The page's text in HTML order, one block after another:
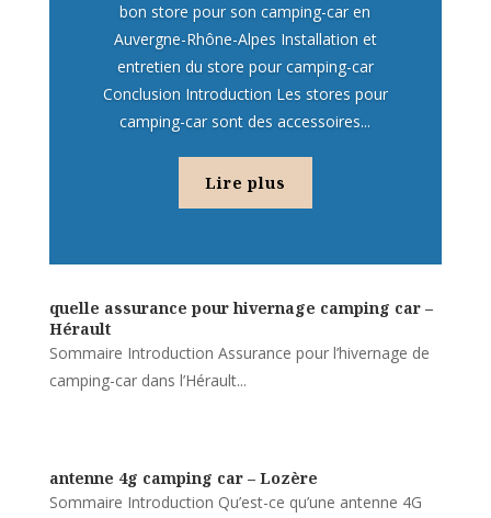
bon store pour son camping-car en
Auvergne-Rhône-Alpes Installation et
entretien du store pour camping-car
Conclusion Introduction Les stores pour
camping-car sont des accessoires...
Lire plus
quelle assurance pour hivernage camping car –
Hérault
Sommaire Introduction Assurance pour l’hivernage de
camping-car dans l’Hérault...
antenne 4g camping car – Lozère
Sommaire Introduction Qu’est-ce qu’une antenne 4G